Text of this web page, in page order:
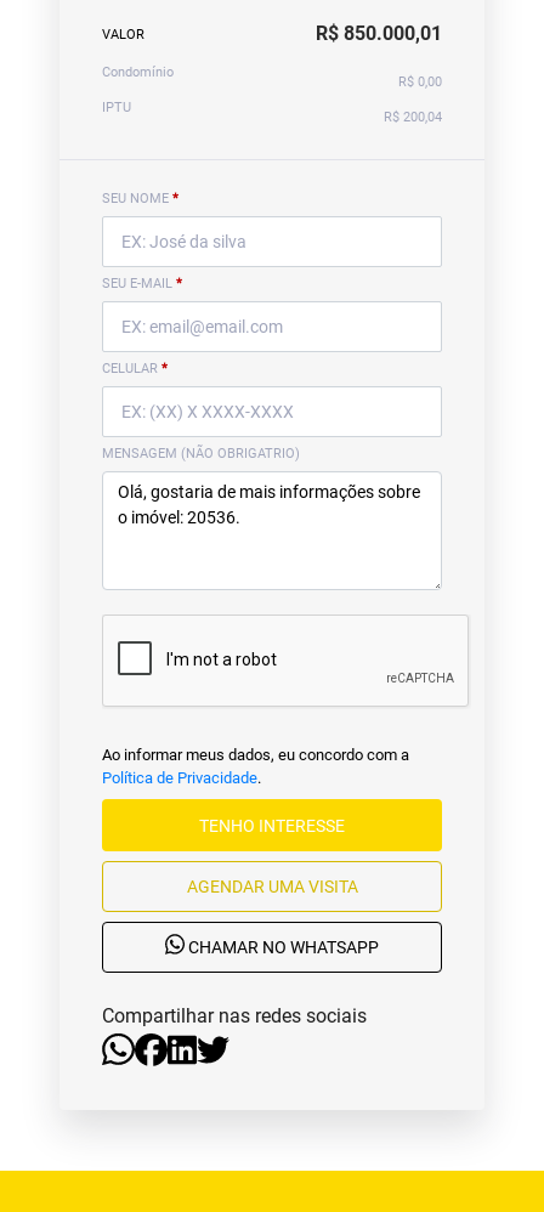
VALOR R$ 850.000,01
Condomínio
R$ 0,00
IPTU
R$ 200,04
SEU NOME *
SEU E-MAIL *
CELULAR *
MENSAGEM (NÃO OBRIGATRIO)
Ao informar meus dados, eu concordo com a
Política de Privacidade.
TENHO INTERESSE
AGENDAR UMA VISITA
CHAMAR NO WHATSAPP
Compartilhar nas redes sociais